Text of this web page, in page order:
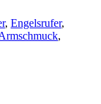
, Engelsrufer,
,